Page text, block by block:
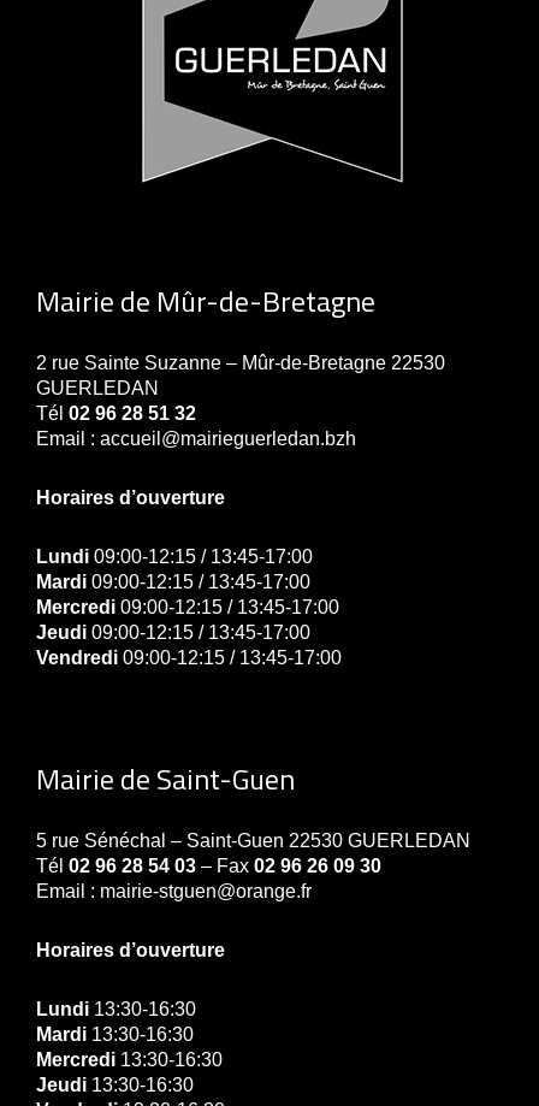
Mairie de Mûr-de-Bretagne
2 rue Sainte Suzanne – Mûr-de-Bretagne 22530
GUERLEDAN
Tél 02 96 28 51 32
Email : accueil@mairieguerledan.bzh
Horaires d’ouverture
Lundi 09:00-12:15 / 13:45-17:00
Mardi 09:00-12:15 / 13:45-17:00
Mercredi 09:00-12:15 / 13:45-17:00
Jeudi 09:00-12:15 / 13:45-17:00
Vendredi 09:00-12:15 / 13:45-17:00
Mairie de Saint-Guen
5 rue Sénéchal – Saint-Guen 22530 GUERLEDAN
Tél 02 96 28 54 03 – Fax 02 96 26 09 30
Email : mairie-stguen@orange.fr
Horaires d’ouverture
Lundi 13:30-16:30
Mardi 13:30-16:30
Mercredi 13:30-16:30
Jeudi 13:30-16:30